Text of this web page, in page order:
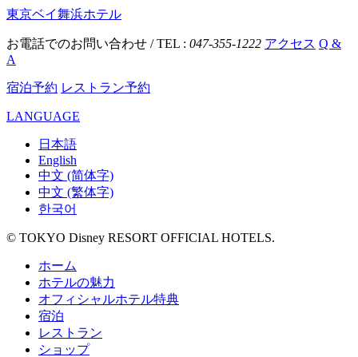
東京ベイ舞浜ホテル
お電話でのお問い合わせ / TEL : 047-355-1222 アクセス Q &
A
宿泊予約 レストラン予約
LANGUAGE
日本語
English
中文 (简体字)
中文 (繁体字)
한국어
© TOKYO Disney RESORT OFFICIAL HOTELS.
ホーム
ホテルの魅力
オフィシャルホテル特典
宿泊
レストラン
ショップ